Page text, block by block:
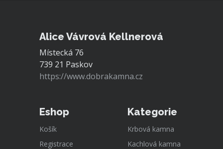
Alice Vávrová Kellnerová
Místecká 76
739 21 Paskov
https://www.dobrakamna.cz
Eshop
Košík
Registrace
Kategorie
Krbová kamna
Kachlová kamna